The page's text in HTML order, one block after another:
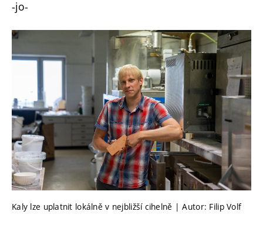
-jo-
Kaly lze uplatnit lokálně v nejbližší cihelně | Autor: Filip Volf